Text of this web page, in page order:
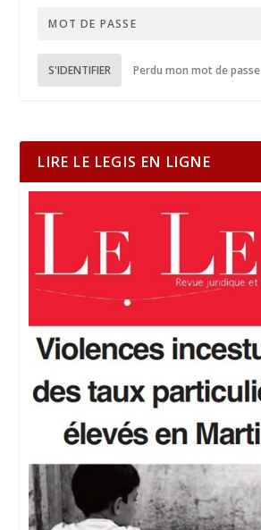
S'IDENTIFIER Perdu mon mot de passe
LIRE LE LEGIS EN LIGNE